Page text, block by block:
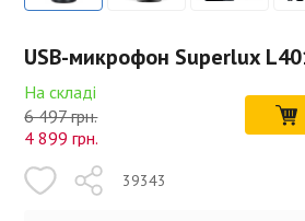
USB-микрофон Superlux
На складі
6 497 грн.
4 899 грн.
39343